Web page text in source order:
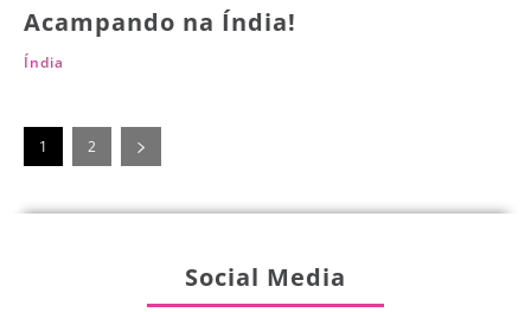
Acampando na Índia!
Índia
1 2
Social Media